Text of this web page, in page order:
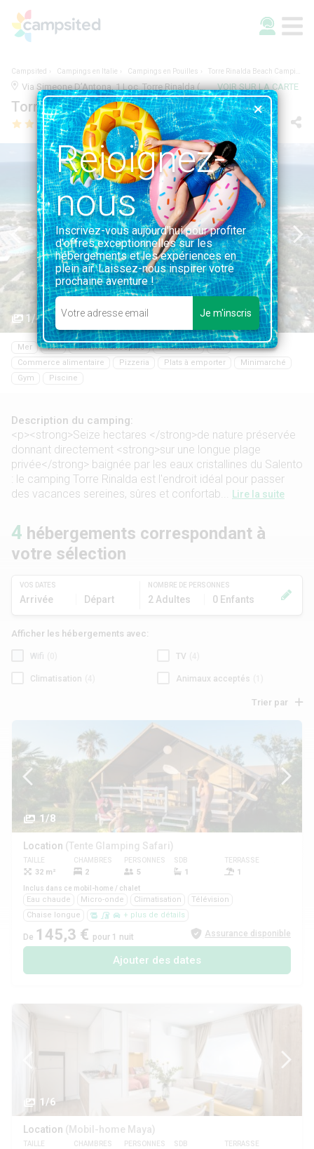
Campsited Campings en Italie Campings en Pouilles Torre Rinalda Beach Camping & Resort
Via Simeone D’Antona, 1 Loc. Torre Rinalda (Marina di Lecce), 73100, Lecce, Italie | 14.7KM DE LECCE VOIR SUR LA CARTE
Torre Rinalda Beach Camping & Resort
1/45
Mer Wifi Animaux acceptés Restaurant
Bar
Commerce alimentaire
Pizzeria Plats à emporter
Minimarché
Gym
Piscine
Description du camping:
<p><strong>Seize hectares </strong>de nature préservée
donnant directement <strong>sur une longue plage
privée</strong> baignée par les eaux cristallines du Salento
: le camping Torre Rinalda est l'endroit idéal pour passer
des vacances sereines, sûres et confortab...
Lire la suite
VOS DATES
Arrivée Départ
NOMBRE DE PERSONNES
2 Adultes 0 Enfants
4 hébergements correspondant à
votre sélection
Afficher les hébergements avec:
Wifi TV
Climatisation Animaux acceptés
Trier par
1/8
Location (Tente Glamping Safari)
TAILLE
32 m²
CHAMBRES
2
PERSONNES
5
SDB
1
TERRASSE
1
Inclus dans ce mobil-home / chalet
Eau chaude Micro-onde Climatisation
Télévision
Chaise longue
+ plus de détails
De 145,3 € pour 1 nuit Assurance disponible
Ajouter des dates
1/6
Location (Mobil-home Maya)
TAILLE CHAMBRES PERSONNES SDB TERRASSE
Rejoignez-
nous
Inscrivez-vous aujourd'hui pour profiter
d'offres exceptionnelles sur les
hébergements et les expériences en
plein air. Laissez-nous inspirer votre
prochaine aventure !
Je m'inscris